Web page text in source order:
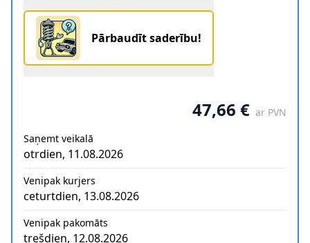
Pārbaudīt saderību!
47,66 € ar PVN
Saņemt veikalā
otrdien, 11.08.2026
Venipak kurjers
ceturtdien, 13.08.2026
Venipak pakomāts
trešdien, 12.08.2026